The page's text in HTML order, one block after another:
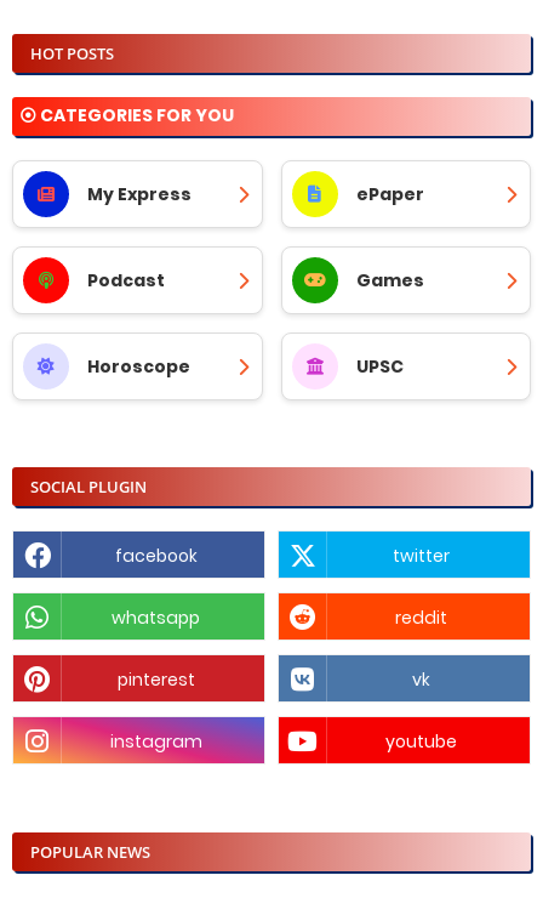
HOT POSTS
⦿ CATEGORIES FOR YOU
My Express ePaper
Podcast Games
Horoscope UPSC
SOCIAL PLUGIN
facebook twitter
whatsapp reddit
pinterest vk
instagram youtube
POPULAR NEWS